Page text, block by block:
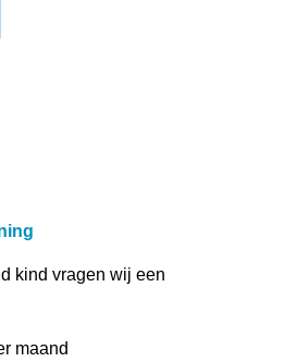
kind vragen wij een
maand